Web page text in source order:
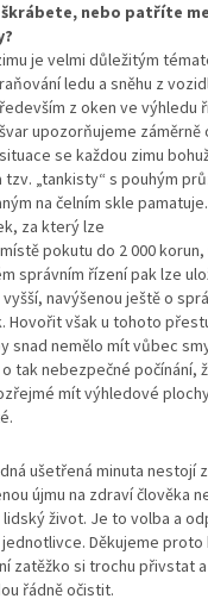
nebo patříte
je velmi důležitým
ledu a sněhu z
z oken ve výhledu
upozorňujeme záměrně
se každou zimu
tzv. „tankisty“ s pouhým
na čelním skle
za který lze
pokutu do 2 000
správním řízení pak lze
navýšenou ještě o
Hovořit však u tohoto
snad nemělo mít vůbec
tak nebezpečné počínání,
mít výhledové
ušetřená minuta nestojí
újmu na zdraví člověka
lidský život. Je to volba a
Děkujeme proto
zatěžko si trochu přivstat
řádně očistit.